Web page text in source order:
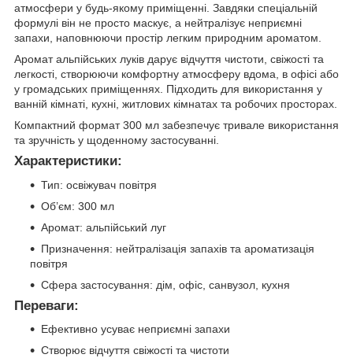
атмосфери у будь-якому приміщенні. Завдяки спеціальній
формулі він не просто маскує, а нейтралізує неприємні
запахи, наповнюючи простір легким природним ароматом.
Аромат альпійських луків дарує відчуття чистоти, свіжості та
легкості, створюючи комфортну атмосферу вдома, в офісі або
у громадських приміщеннях. Підходить для використання у
ванній кімнаті, кухні, житлових кімнатах та робочих просторах.
Компактний формат 300 мл забезпечує тривале використання
та зручність у щоденному застосуванні.
Характеристики:
Тип: освіжувач повітря
Об’єм: 300 мл
Аромат: альпійський луг
Призначення: нейтралізація запахів та ароматизація
повітря
Сфера застосування: дім, офіс, санвузол, кухня
Переваги:
Ефективно усуває неприємні запахи
Створює відчуття свіжості та чистоти